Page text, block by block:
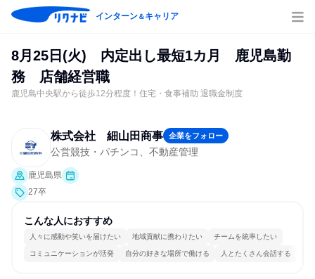
インターン＆キャリア
8月25日(火) 内定出し最短1カ月 鹿児島勤
務 店舗経営職
鹿児島中央駅から徒歩12分程度！住宅・食事補助 退職金制度
株式会社 細山田商事 企業をフォロー
公営競技・パチンコ、不動産管理
鹿児島県
27卒
こんな人におすすめ
人々に感動や笑いを届けたい 地域貢献に携わりたい チームを統率したい
コミュニケーションが活発 自分の好きな場所で働ける 人とたくさん会話する